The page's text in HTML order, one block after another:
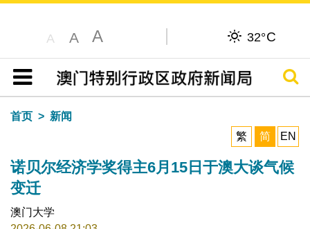
A A A 32°C
目录
搜寻
首页
新闻
繁
简 EN
诺贝尔经济学奖得主6月15日于澳大谈气候
变迁
澳门大学